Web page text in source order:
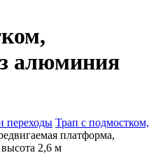
алюминия
переходы Трап с подмостком,
платформа,
2,6 м